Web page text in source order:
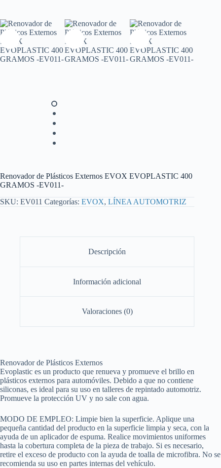
Renovador de Plásticos Externos EVOX EVOPLASTIC 400
GRAMOS -EV011-
SKU: EV011 Categorías: EVOX, LÍNEA AUTOMOTRIZ
Descripción
Información adicional
Valoraciones (0)
Renovador de Plásticos Externos
Evoplastic es un producto que renueva y promueve el brillo en
plásticos externos para automóviles. Debido a que no contiene
siliconas, es ideal para su uso en talleres de repintado automotriz.
Promueve la protección UV y no sale con agua.
MODO DE EMPLEO: Limpie bien la superficie. Aplique una
pequeña cantidad del producto en la superficie limpia y seca, con la
ayuda de un aplicador de espuma. Realice movimientos uniformes
hasta la cobertura completa de la pieza de trabajo. Si es necesario,
retire el exceso de producto con la ayuda de toalla de microfibra. No se
recomienda su uso en partes internas del vehículo.